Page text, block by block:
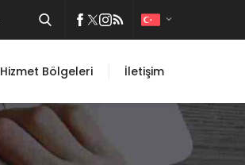
Hizmet Bölgeleri İletişim